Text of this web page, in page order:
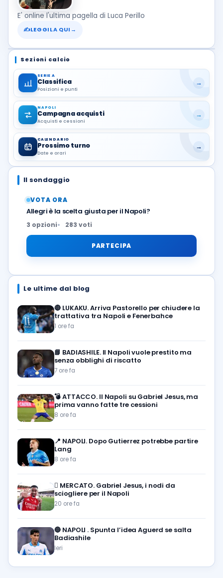
E' online l'ultima pagella di Luca Perillo
✍LEGGILA QUI →
Sezioni calcio
SERIE A
Classifica
Posizioni e punti
→
NAPOLI
Campagna acquisti
Acquisti e cessioni
→
CALENDARIO
Prossimo turno
Date e orari
→
Il sondaggio
VOTA ORA
Allegri è la scelta giusta per il Napoli?
3 opzioni 283 voti
PARTECIPA
Le ultime dal blog
🔴 LUKAKU. Arriva Pastorello per chiudere la
trattativa tra Napoli e Fenerbahce
1 ore fa
📘 BADIASHILE. Il Napoli vuole prestito ma
senza obblighi di riscatto
7 ore fa
💣ATTACCO. Il Napoli su Gabriel Jesus, ma
prima vanno fatte tre cessioni
8 ore fa
📍 NAPOLI. Dopo Gutierrez potrebbe partire
Lang
8 ore fa
🪎 MERCATO. Gabriel Jesus, i nodi da
sciogliere per il Napoli
20 ore fa
🔵 NAPOLI . Spunta l’idea Aguerd se salta
Badiashile
Ieri